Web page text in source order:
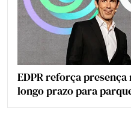
EDPR reforça
longo prazo para